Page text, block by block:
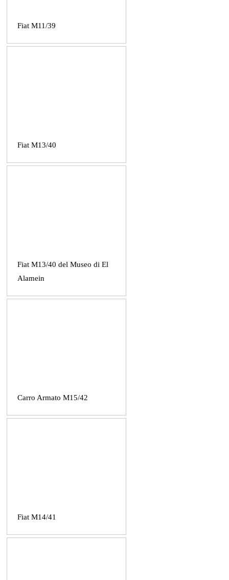
Fiat M11/39
Fiat M13/40
Fiat M13/40 del Museo di El
Alamein
Carro Armato M15/42
Fiat M14/41